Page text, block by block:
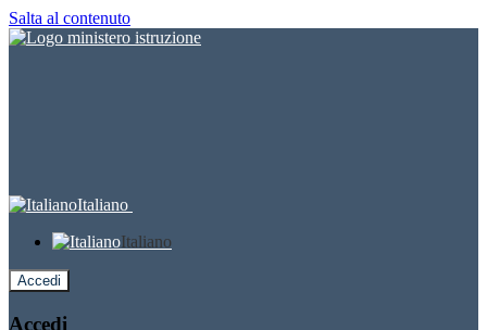
Salta al contenuto
Italiano
Italiano
Accedi
Accedi